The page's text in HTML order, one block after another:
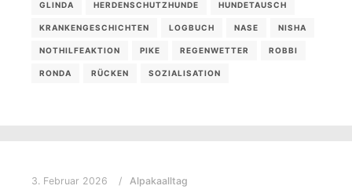
GLINDA HERDENSCHUTZHUNDE HUNDETAUSCH
KRANKENGESCHICHTEN LOGBUCH NASE NISHA
NOTHILFEAKTION PIKE REGENWETTER ROBBI
RONDA RÜCKEN SOZIALISATION
3. Februar 2026 Alpakaalltag